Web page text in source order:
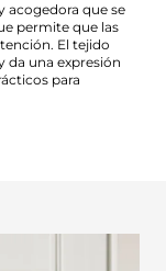
acogedora que se
permite que las
El tejido
da una expresión
para